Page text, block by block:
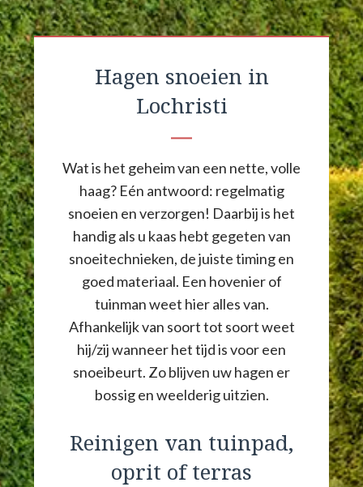
Hagen snoeien in
Lochristi
Wat is het geheim van een nette, volle
haag? Eén antwoord: regelmatig
snoeien en verzorgen! Daarbij is het
handig als u kaas hebt gegeten van
snoeitechnieken, de juiste timing en
goed materiaal. Een hovenier of
tuinman weet hier alles van.
Afhankelijk van soort tot soort weet
hij/zij wanneer het tijd is voor een
snoeibeurt. Zo blijven uw hagen er
bossig en weelderig uitzien.
Reinigen van tuinpad,
oprit of terras